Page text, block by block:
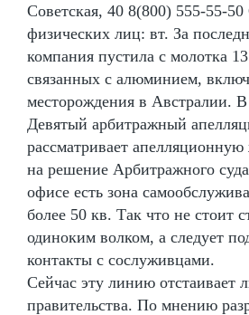
Советская, 40 8(800) 555-55-
физических лиц: вт. За
компания пустила с молотка
связанных с алюминием,
месторождения в Австралии. В
Девятый арбитражный
рассматривает
на решение Арбитражного
офисе есть зона
более 50 кв. Так что не стоит
одиноким волком, а следует
контакты с сослуживцами.
Сейчас эту линию отстаивает
правительства. По мнению